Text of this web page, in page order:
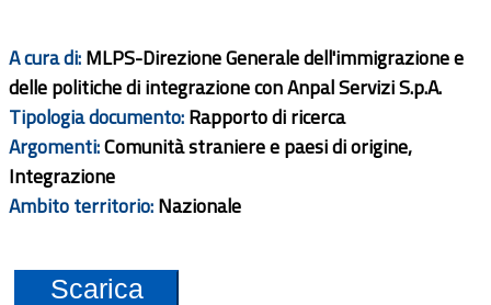
A cura di:MLPS-Direzione Generale dell'immigrazione e
delle politiche di integrazione con Anpal Servizi S.p.A.
Tipologia documento:Rapporto di ricerca
Argomenti:Comunità straniere e paesi di origine,
Integrazione
Ambito territorio:Nazionale
Scarica